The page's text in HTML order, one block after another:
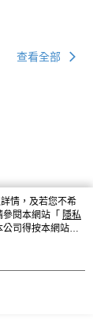
查看全部
情，及若您不希
閱本網站「 隱私
司得按本網站使